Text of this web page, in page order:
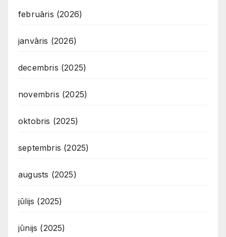
februāris (2026)
janvāris (2026)
decembris (2025)
novembris (2025)
oktobris (2025)
septembris (2025)
augusts (2025)
jūlijs (2025)
jūnijs (2025)